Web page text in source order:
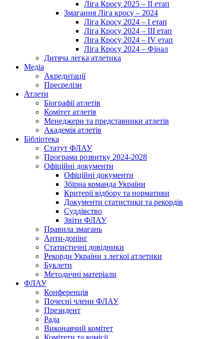
Ліга Кросу 2025 – II етап
Змагання Ліга кросу – 2024
Ліга Кросу 2024 – I етап
Ліга Кросу 2024 – III етап
Ліга Кросу 2024 – IV етап
Ліга Кросу 2024 – Фінал
Дитяча легка атлетика
Медіа
Акредитації
Пресрелізи
Атлети
Біографії атлетів
Комітет атлетів
Менеджери та представники атлетів
Академія атлетів
Бібліотека
Статут ФЛАУ
Програма розвитку 2024-2028
Офіційні документи
Офіційні документи
Збірна команда України
Критерії відбору та нормативи
Документи статистики та рекордів
Суддівство
Звіти ФЛАУ
Правила змагань
Анти-допінг
Статистичні довідники
Рекорди України з легкої атлетики
Буклети
Методичні матеріали
ФЛАУ
Конференція
Почесні члени ФЛАУ
Президент
Рада
Виконавчий комітет
Комітети та комісії